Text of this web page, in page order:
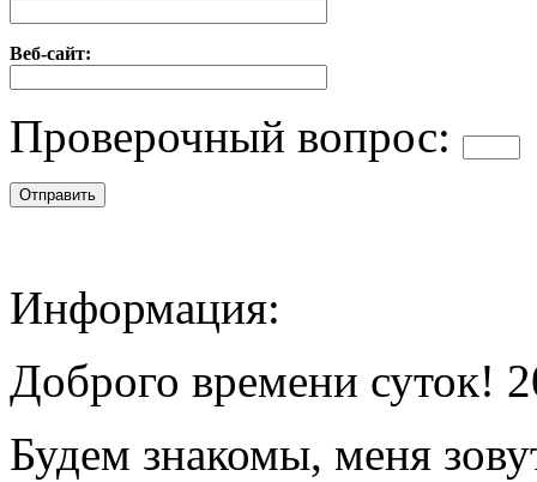
Веб-сайт:
Проверочный вопрос:
Информация:
Доброго времени суток!
Будем знакомы, меня